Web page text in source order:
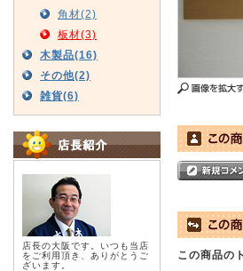
角材(2)
板材(3)
木製品(16)
その他(2)
雑貨(6)
店長の大阪です。いつも当店
をご利用頂き、ありがとうご
ざいます。
この商品の